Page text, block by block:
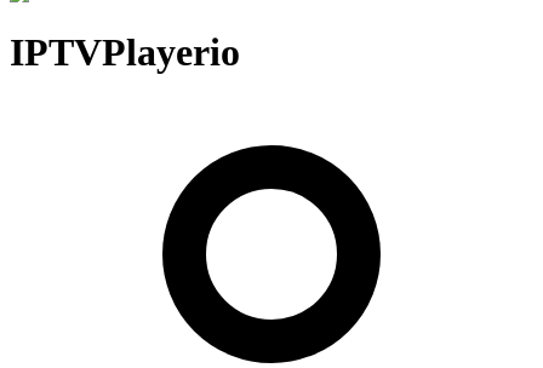
IPTVPlayerio